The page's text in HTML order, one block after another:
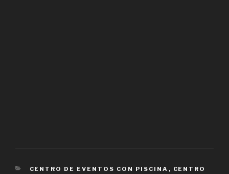
CATEGORIES
CENTRO DE EVENTOS CON PISCINA , CENTRO